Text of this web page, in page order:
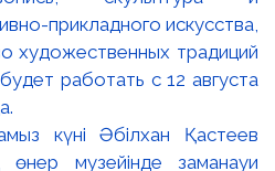
прикладного искусства,
художественных традиций
работать с 12 августа